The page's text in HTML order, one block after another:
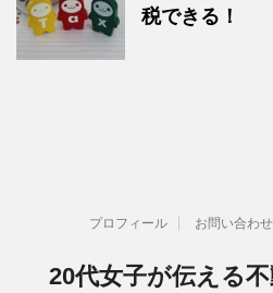
税できる！
プロフィール お問い合わせ
20代女子が伝える